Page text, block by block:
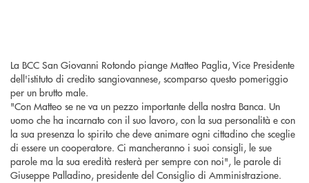
La BCC San Giovanni Rotondo piange Matteo Paglia, Vice Presidente
dell'istituto di credito sangiovannese, scomparso questo pomeriggio
per un brutto male.
"Con Matteo se ne va un pezzo importante della nostra Banca. Un
uomo che ha incarnato con il suo lavoro, con la sua personalità e con
la sua presenza lo spirito che deve animare ogni cittadino che sceglie
di essere un cooperatore. Ci mancheranno i suoi consigli, le sue
parole ma la sua eredità resterà per sempre con noi", le parole di
Giuseppe Palladino, presidente del Consiglio di Amministrazione.